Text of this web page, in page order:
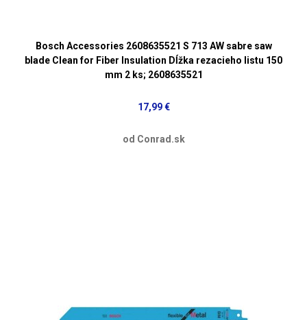
Bosch Accessories 2608635521 S 713 AW sabre saw
blade Clean for Fiber Insulation Dĺžka rezacieho listu 150
mm 2 ks; 2608635521
17,99 €
od Conrad.sk